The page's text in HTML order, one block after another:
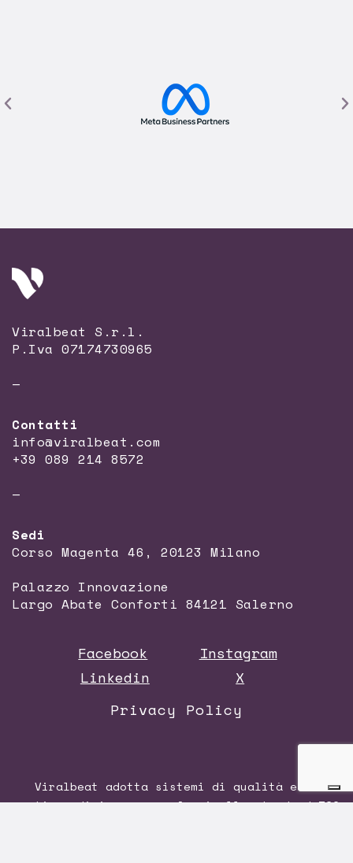
Viralbeat S.r.l.
P.Iva 07174730965
—
Contatti
info@viralbeat.com
+39 089 214 8572
—
Sedi
Corso Magenta 46, 20123 Milano
Palazzo Innovazione
Largo Abate Conforti 84121 Salerno
Facebook
Instagram
Linkedin
X
Privacy Policy
Viralbeat adotta sistemi di qualità e di
gestione di impresa conformi allo standardISO